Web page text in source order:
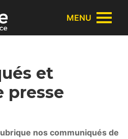
MENU
et
presse
nos communiqués de